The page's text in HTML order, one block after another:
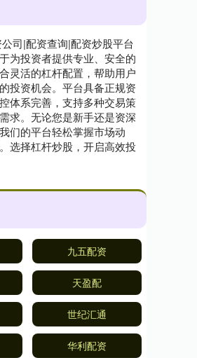
司|配资查询|配资炒股平台
为投资者提供专业、安全的
灵活的杠杆配置，帮助用户
投资机会。平台具备正规资
体系完善，支持多种交易策
求。无论您是新手还是资深
们的平台轻松掌握市场动
选择杠杆炒股，开启高效投
九五配资
天盈配
世纪汇通
华利配资